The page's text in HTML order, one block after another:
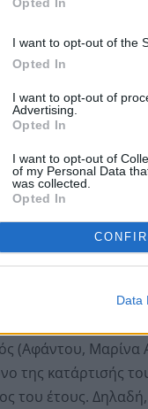
I want to opt-out of the
Opted In
I want to opt-out of
Advertising.
Opted In
I want to opt-out of
of my Personal Data
was collected.
Opted In
Data
χρονιές
ελάχιστα
(Αφάντου,
της κατάρτισής
του έτους.